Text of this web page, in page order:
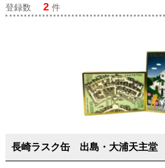
登録数 2 件
長崎ラスク缶 出島・大浦天主堂